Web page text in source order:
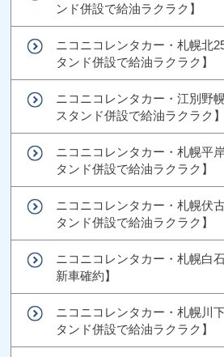
ンド併設で給油ラクラク】
ニコニコレンタカー・札幌北
タンド併設で給油ラクラク】
ニコニコレンタカー・江別野
スタンド併設で給油ラクラク】
ニコニコレンタカー・札幌平
タンド併設で給油ラクラク】
ニコニコレンタカー・札幌伏
タンド併設で給油ラクラク】
ニコニコレンタカー・札幌白
新車確約】
ニコニコレンタカー・札幌川
タンド併設で給油ラクラク】